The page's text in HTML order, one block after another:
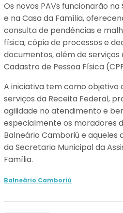
Os novos PAVs funcionarão
e na Casa da Família,
consulta de pendências e
física, cópia de processos e
documentos, além de serviços
Cadastro de Pessoa Física
A iniciativa tem como objetivo
serviços da Receita Federal,
agilidade no atendimento e
especialmente os moradores
Balneário Camboriú e aqueles
da Secretaria Municipal da
Família.
Balneário Camboriú